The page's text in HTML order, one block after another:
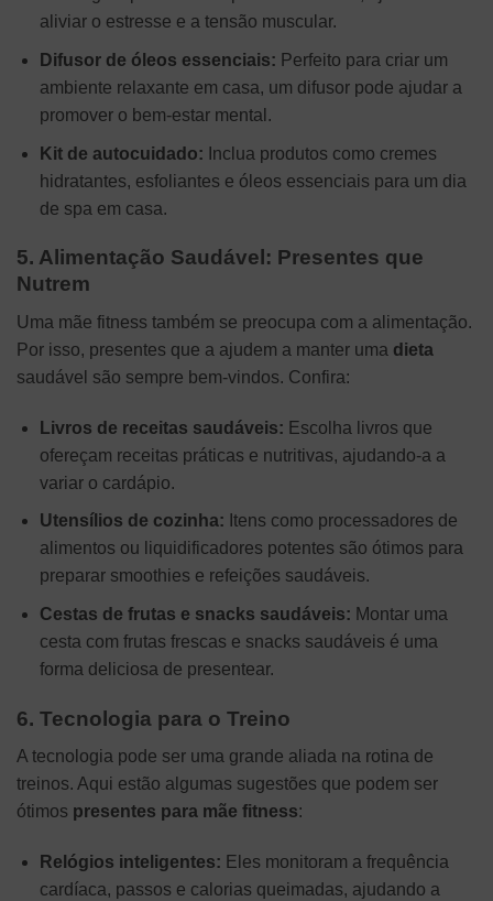
aliviar o estresse e a tensão muscular.
Difusor de óleos essenciais: Perfeito para criar um
ambiente relaxante em casa, um difusor pode ajudar a
promover o bem-estar mental.
Kit de autocuidado: Inclua produtos como cremes
hidratantes, esfoliantes e óleos essenciais para um dia
de spa em casa.
5. Alimentação Saudável: Presentes que
Nutrem
Uma mãe fitness também se preocupa com a alimentação.
Por isso, presentes que a ajudem a manter uma dieta
saudável são sempre bem-vindos. Confira:
Livros de receitas saudáveis: Escolha livros que
ofereçam receitas práticas e nutritivas, ajudando-a a
variar o cardápio.
Utensílios de cozinha: Itens como processadores de
alimentos ou liquidificadores potentes são ótimos para
preparar smoothies e refeições saudáveis.
Cestas de frutas e snacks saudáveis: Montar uma
cesta com frutas frescas e snacks saudáveis é uma
forma deliciosa de presentear.
6. Tecnologia para o Treino
A tecnologia pode ser uma grande aliada na rotina de
treinos. Aqui estão algumas sugestões que podem ser
ótimos presentes para mãe fitness:
Relógios inteligentes: Eles monitoram a frequência
cardíaca, passos e calorias queimadas, ajudando a